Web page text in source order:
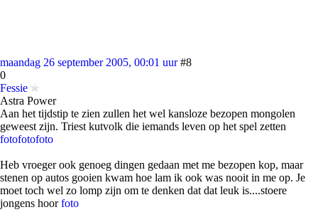
maandag 26 september 2005, 00:01 uur #8
0
Fessie
Astra Power
Aan het tijdstip te zien zullen het wel kansloze bezopen mongolen
geweest zijn. Triest kutvolk die iemands leven op het spel zetten
fotofotofoto
Heb vroeger ook genoeg dingen gedaan met me bezopen kop, maar
stenen op autos gooien kwam hoe lam ik ook was nooit in me op. Je
moet toch wel zo lomp zijn om te denken dat dat leuk is....stoere
jongens hoorfoto